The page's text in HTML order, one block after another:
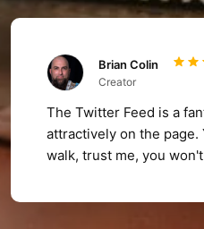
Brian Colin
Creator
The Twitter Feed is a
attractively on the page.
walk, trust me, you